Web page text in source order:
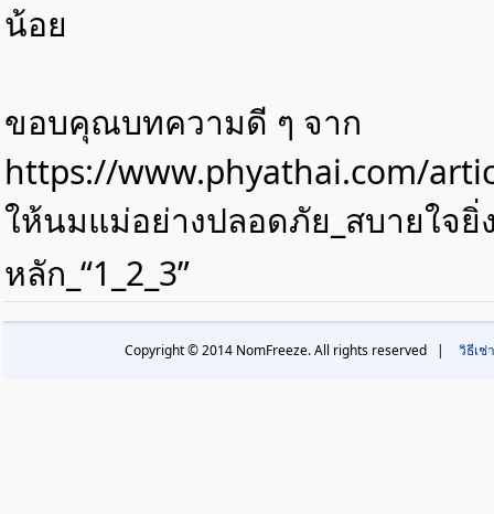
น้อย
ขอบคุณบทความดี ๆ จาก
https://www.phyathai.com/
ให้นมแม่อย่างปลอดภัย_สบายใจยิ่
หลัก_“1_2_3”
Copyright © 2014 NomFreeze. All rights reserved | วิธีเช่